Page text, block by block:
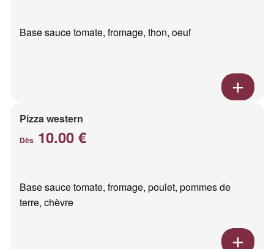
Base sauce tomate, fromage, thon, oeuf
Pizza western
Dès 10.00 €
Base sauce tomate, fromage, poulet, pommes de
terre, chèvre